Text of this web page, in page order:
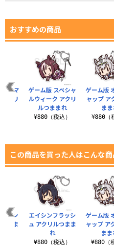
おすすめの商品
ゲーム版
ャップ ア
ま
¥880（
ロマ
クリ
ゲーム版 スペシャ
ルウィーク アクリ
ルつままれ
¥880（税込）
この商品を買った人はこんな
ゲーム版
ャップ ア
ま
¥880（
モン
まま
エイシンフラッシ
ュ アクリルつまま
れ
¥880（税込）